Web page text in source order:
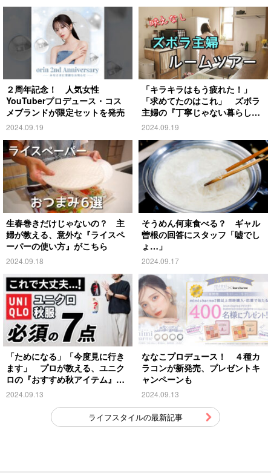
２周年記念！ 人気女性
YouTuberプロデュース・コス
メブランドが限定セットを発売
2024.09.19
「キラキラはもう疲れた！」
「求めてたのはこれ」 ズボラ
主婦の『丁寧じゃない暮らし』
がこちら
2024.09.19
生春巻きだけじゃないの？ 主
婦が教える、意外な『ライスペ
ーパーの使い方』がこちら
2024.09.18
そうめん何束食べる？ ギャル
曽根の回答にスタッフ「嘘でし
ょ…」
2024.09.17
「ためになる」「今度見に行き
ます」 プロが教える、ユニク
ロの『おすすめ秋アイテム』が
こちら
2024.09.13
ななこプロデュース！ ４種カ
ラコンが新発売、プレゼントキ
ャンペーンも
2024.09.13
ライフスタイルの最新記事